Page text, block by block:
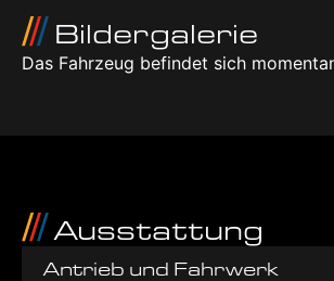
Bildergalerie
Das Fahrzeug befindet sich
Ausstattung
Antrieb und Fahrwerk